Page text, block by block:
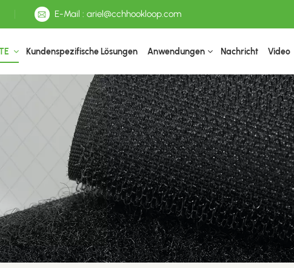
E-Mail : ariel@cchhookloop.com
Kundenspezifische Lösungen Anwendungen Nachricht Video